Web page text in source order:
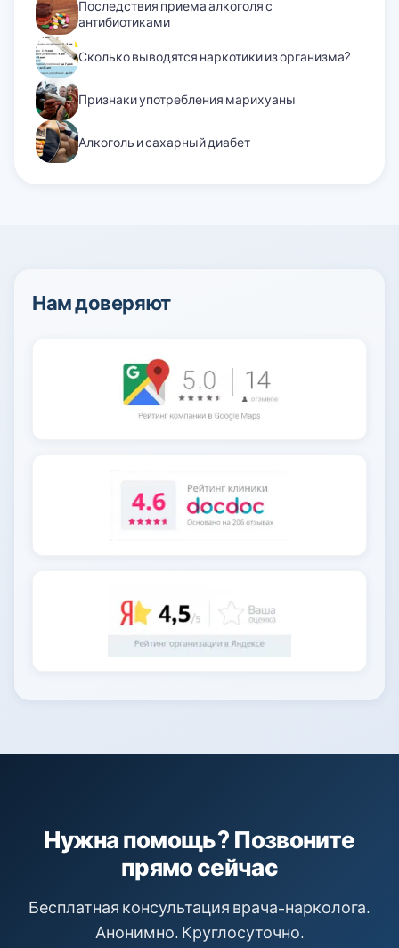
Последствия приема алкоголя с
антибиотиками
Сколько выводятся наркотики из организма?
Признаки употребления марихуаны
Алкоголь и сахарный диабет
Нам доверяют
Нужна помощь? Позвоните
прямо сейчас
Бесплатная консультация врача-нарколога.
Анонимно. Круглосуточно.